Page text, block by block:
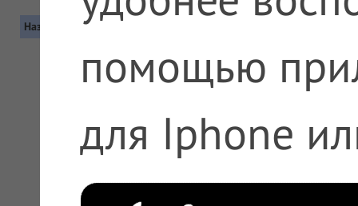
Название
помощью
для Iphone